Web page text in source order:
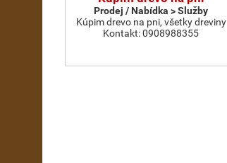
Prodej / Nabídka > Služby
Kúpim drevo na pni, všetky dreviny
Kontakt: 0908988355